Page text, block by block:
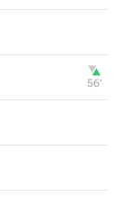
56‎’‎